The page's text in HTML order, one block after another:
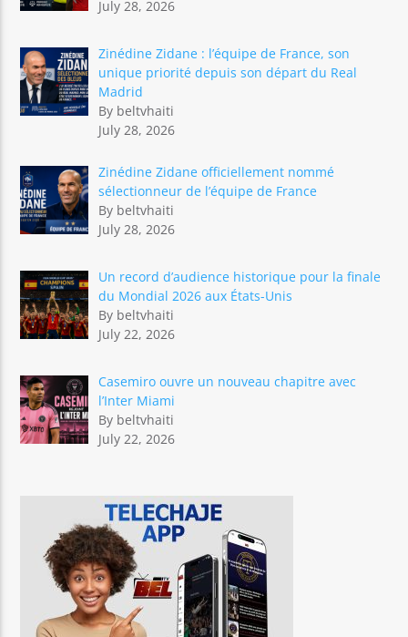
July 28, 2026
Zinédine Zidane : l’équipe de France, son
unique priorité depuis son départ du Real
Madrid
By beltvhaiti
July 28, 2026
Zinédine Zidane officiellement nommé
sélectionneur de l’équipe de France
By beltvhaiti
July 28, 2026
Un record d’audience historique pour la finale
du Mondial 2026 aux États-Unis
By beltvhaiti
July 22, 2026
Casemiro ouvre un nouveau chapitre avec
l’Inter Miami
By beltvhaiti
July 22, 2026